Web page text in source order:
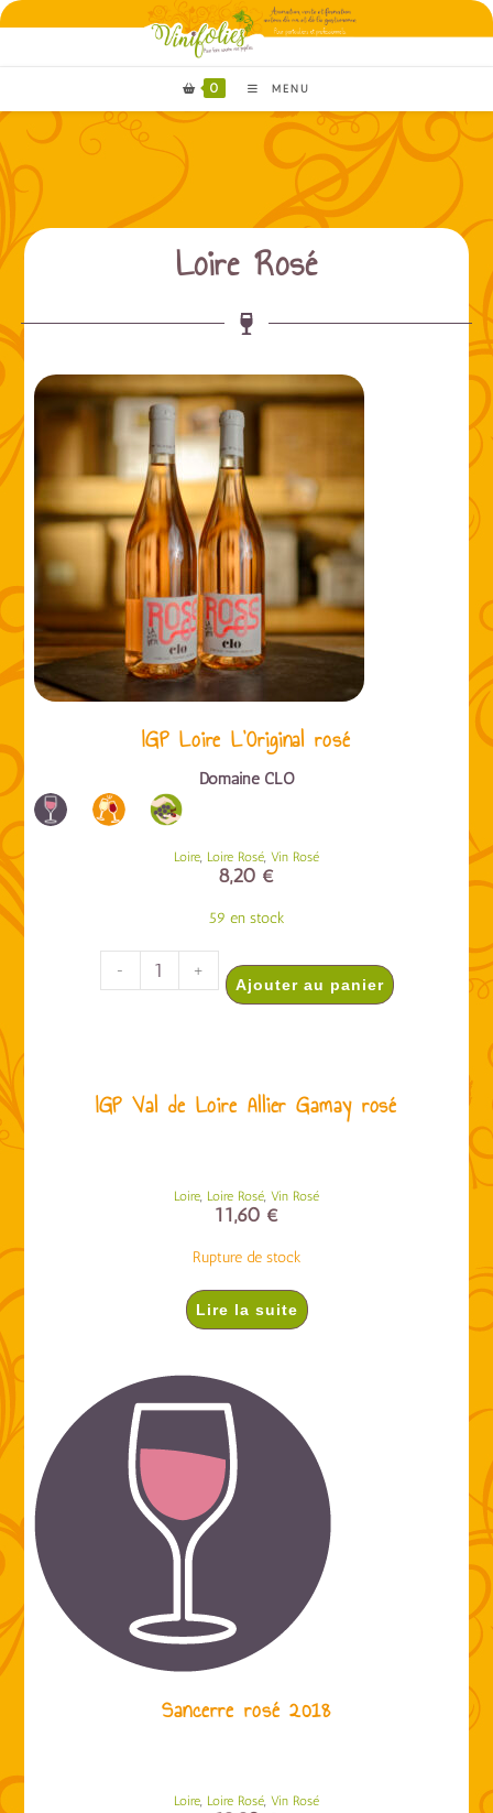
0 MENU
Loire Rosé
IGP Loire L’Original rosé
Domaine CLO
Loire, Loire Rosé, Vin Rosé
8,20 €
59 en stock
- +
Ajouter au panier
IGP Val de Loire Allier Gamay rosé
Loire, Loire Rosé, Vin Rosé
11,60 €
Rupture de stock
Lire la suite
Sancerre rosé 2018
Loire, Loire Rosé, Vin Rosé